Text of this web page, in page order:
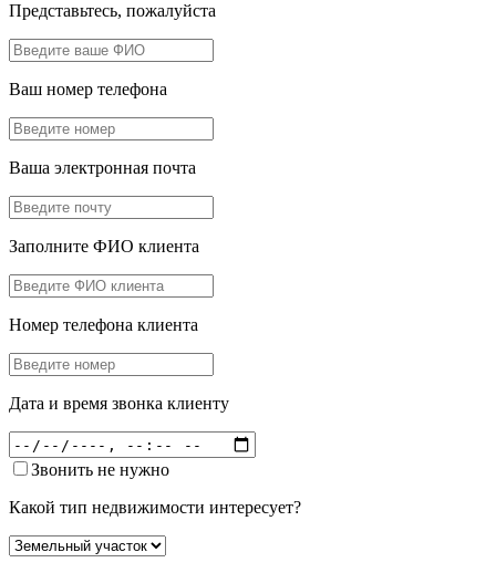
Представьтесь, пожалуйста
Ваш номер телефона
Ваша электронная почта
Заполните ФИО клиента
Номер телефона клиента
Дата и время звонка клиенту
Звонить не нужно
Какой тип недвижимости интересует?